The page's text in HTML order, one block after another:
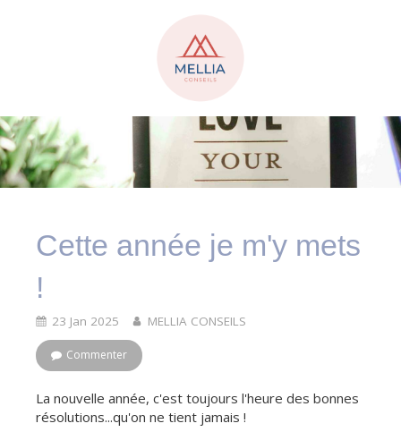
Cette année je m'y mets
!
23 Jan 2025 MELLIA CONSEILS
Commenter
La nouvelle année, c'est toujours l'heure des bonnes
résolutions...qu'on ne tient jamais !